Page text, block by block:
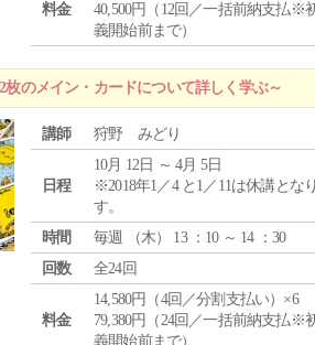
料金
40,500円（12回／一括前納支払※
義開始前まで）
のメイン・カードについて詳しく学ぶ～
講師 狩野 みどり
日程
10月 12日 ～ 4月 5日
※2018年1／4 と1／11は休講とな
す。
時間
毎週 （木） 13 ：10 ～ 14 ：30
回数
全24回
料金
14,580円（4回／分割支払い）×6
79,380円（24回／一括前納支払※
義開始前まで）